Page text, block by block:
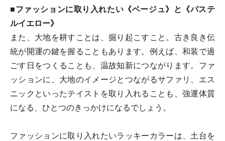
■ファッションに取り入れたい《ベージュ》と《パステ
ルイエロー》
また、大地を耕すことは、掘り起こすこと。古き良き伝
統が開運の鍵を握ることもあります。例えば、和装で過
ごす日をつくることも、温故知新につながります。ファ
ッションに、大地のイメージとつながるサファリ、エス
ニックといったテイストを取り入れることも、強運体質
になる、ひとつのきっかけになるでしょう。
ファッションに取り入れたいラッキーカラーは、土台を